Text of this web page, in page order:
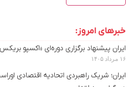
خبرهای امروز:
ایران پیشنهاد برگزاری دوره‌ای «اکسپو بریکس»
۱۶ مرداد ۱۴۰۵
ایران؛ شریک راهبردی اتحادیه اقتصادی